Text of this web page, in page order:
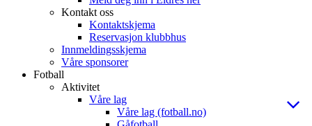
Kontakt oss
Kontaktskjema
Reservasjon klubbhus
Innmeldingsskjema
Våre sponsorer
Fotball
Aktivitet
Våre lag
Våre lag (fotball.no)